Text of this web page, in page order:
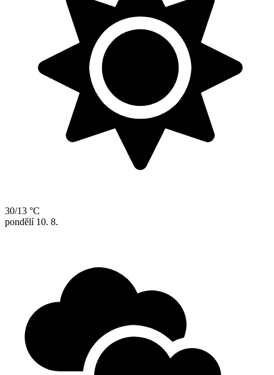
30/13 °C
pondělí 10. 8.